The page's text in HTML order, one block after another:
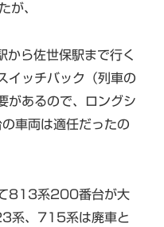
が、
から佐世保駅まで行く
イッチバック（列車の
があるので、ロングシ
車両は適任だったの
813系200番台が大
系、715系は廃車と